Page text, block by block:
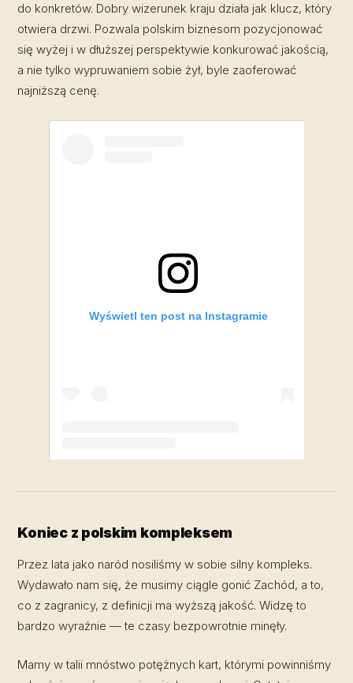
do konkretów. Dobry wizerunek kraju działa jak klucz, który
otwiera drzwi. Pozwala polskim biznesom pozycjonować
się wyżej i w dłuższej perspektywie konkurować jakością,
a nie tylko wypruwaniem sobie żył, byle zaoferować
najniższą cenę.
Wyświetl ten post na Instagramie
Koniec z polskim kompleksem
Przez lata jako naród nosiliśmy w sobie silny kompleks.
Wydawało nam się, że musimy ciągle gonić Zachód, a to,
co z zagranicy, z definicji ma wyższą jakość. Widzę to
bardzo wyraźnie — te czasy bezpowrotnie minęły.
Mamy w talii mnóstwo potężnych kart, którymi powinniśmy